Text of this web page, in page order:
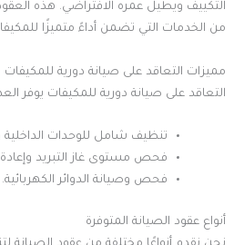
التكييف ويطيل عمره الافتراضي. هذه
من الخدمات التي تضمن أداءً متميزًا
مميزات التعاقد على صيانة دورية للمكيفات
التعاقد على صيانة دورية للمكيفات يوفر
تنظيف شامل للوحدات الداخلية
فحص مستوى غاز التبريد وإعادة
فحص وصيانة الدوائر الكهربائية.
أنواع عقود الصيانة المتوفرة